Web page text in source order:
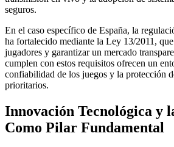
seguros.
En el caso específico de España, la
ha fortalecido mediante la Ley 13/2011,
jugadores y garantizar un mercado
cumplen con estos requisitos ofrecen un
confiabilidad de los juegos y la protección
prioritarios.
Innovación Tecnológica y
Como Pilar Fundamental